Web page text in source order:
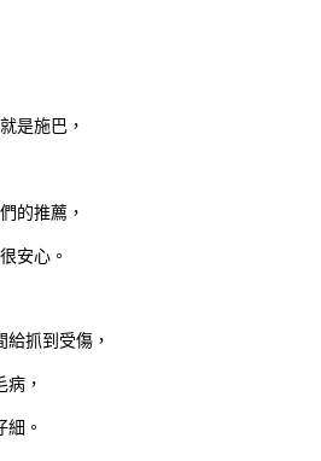
是施巴，
的推薦，
安心。
抓到受傷，
，
。